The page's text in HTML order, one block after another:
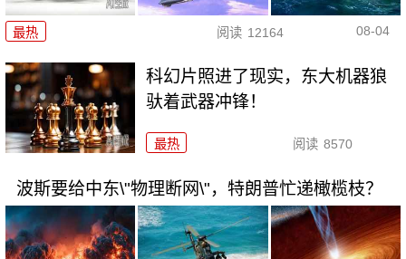
最热 阅读 12164 08-04
科幻片照进了现实，东大机器狼
驮着武器冲锋！
最热 阅读 8570
波斯要给中东\"物理断网\"，特朗普忙递橄榄枝？